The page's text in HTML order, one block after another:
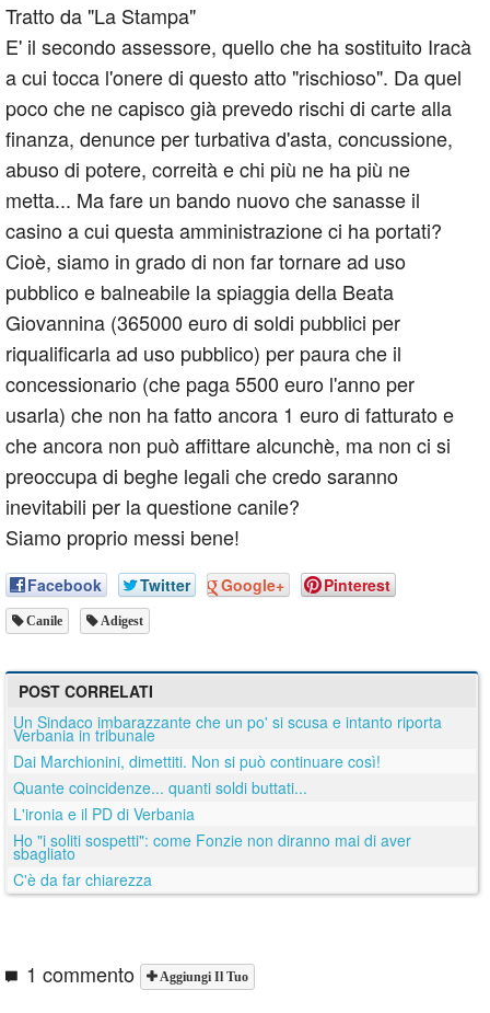
Tratto da "La Stampa"
E' il secondo assessore, quello che ha sostituito Iracà
a cui tocca l'onere di questo atto "rischioso". Da quel
poco che ne capisco già prevedo rischi di carte alla
finanza, denunce per turbativa d'asta, concussione,
abuso di potere, correità e chi più ne ha più ne
metta... Ma fare un bando nuovo che sanasse il
casino a cui questa amministrazione ci ha portati?
Cioè, siamo in grado di non far tornare ad uso
pubblico e balneabile la spiaggia della Beata
Giovannina (365000 euro di soldi pubblici per
riqualificarla ad uso pubblico) per paura che il
concessionario (che paga 5500 euro l'anno per
usarla) che non ha fatto ancora 1 euro di fatturato e
che ancora non può affittare alcunchè, ma non ci si
preoccupa di beghe legali che credo saranno
inevitabili per la questione canile?
Siamo proprio messi bene!
Facebook Twitter Google+ Pinterest
Canile Adigest
POST CORRELATI
Un Sindaco imbarazzante che un po' si scusa e intanto riporta
Verbania in tribunale
Dai Marchionini, dimettiti. Non si può continuare così!
Quante coincidenze... quanti soldi buttati...
L'ironia e il PD di Verbania
Ho "i soliti sospetti": come Fonzie non diranno mai di aver
sbagliato
C'è da far chiarezza
1 commento Aggiungi Il Tuo